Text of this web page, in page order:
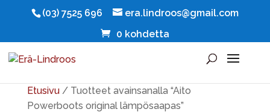
(03) 7525 696
era.lindroos@gmail.com
0 kohdetta
Etusivu/ Tuotteet avainsanalla “Aito
Powerboots original lämpösaapas”